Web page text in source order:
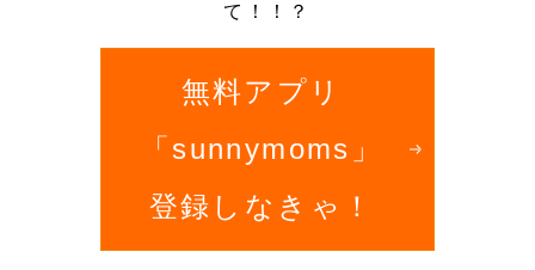
て！！？
無料アプリ
「sunnymoms」
登録しなきゃ！